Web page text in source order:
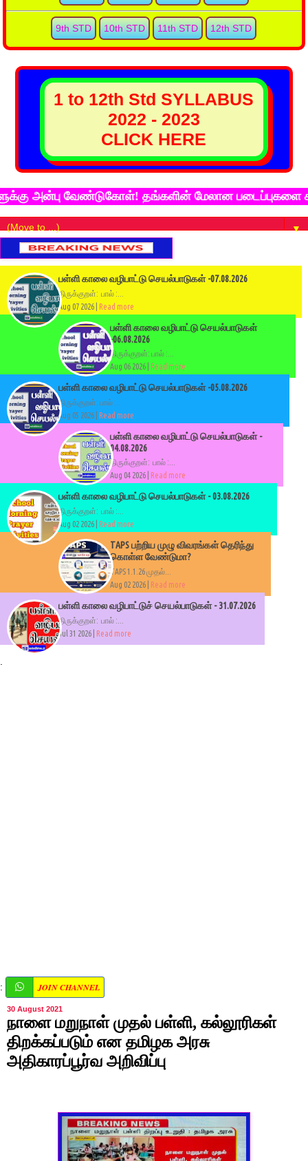
9th STD 10th STD 11th STD 12th STD
1 to 12th Std SYLLABUS
2022 - 2023
CLICK HERE
வேண்டுகோள்! தங்களின் மேலான படைப்புகளை
▼
பள்ளி காலை வழிபாட்டு செயல்பாடுகள் -07.08.2026
திருக்குறள்: பால் :...
Aug 07 2026 |
Read more
பள்ளி காலை வழிபாட்டு செயல்பாடுகள்
-06.08.2026
திருக்குறள்: பால் :...
Aug 06 2026 | Read more
பள்ளி காலை வழிபாட்டு செயல்பாடுகள் -05.08.2026
திருக்குறள்: பால் :...
Aug 05 2026 | Read more
பள்ளி காலை வழிபாட்டு செயல்பாடுகள் -
04.08.2026
திருக்குறள்: பால் :...
Aug 04 2026 |
Read more
பள்ளி காலை வழிபாட்டு செயல்பாடுகள் - 03.08.2026
திருக்குறள்: பால் :...
Aug 02 2026 | Read more
TAPS பற்றிய முழு விவரங்கள் தெரிந்து
கொள்ள வேண்டுமா?
TAPS 1.1.26 முதல்...
Aug 02 2026 |
Read more
பள்ளி காலை வழிபாட்டுச் செயல்பாடுகள் - 31.07.2026
திருக்குறள்: பால் :...
Jul 31 2026 |
Read more
: JOIN CHANNEL
30 August 2021
நாளை மறுநாள் முதல் பள்ளி, கல்லூரிகள்
திறக்கப்படும் என தமிழக அரசு
அதிகாரப்பூர்வ அறிவிப்பு